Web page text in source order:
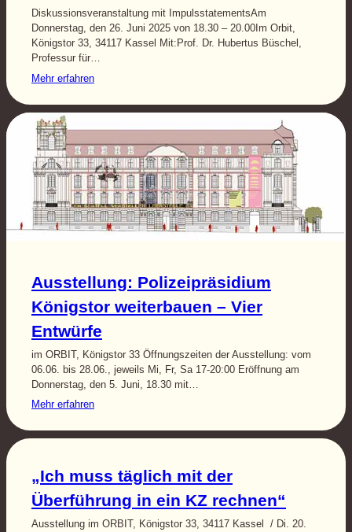
Diskussionsveranstaltung mit ImpulsstatementsAm
Donnerstag, den 26. Juni 2025 von 18.30 – 20.00Im Orbit,
Königstor 33, 34117 Kassel Mit:Prof. Dr. Hubertus Büschel,
Professur für…
Mehr erfahren
Ausstellung: Polizeipräsidium
Königstor weiterbauen – Vier
Entwürfe
im ORBIT, Königstor 33 Öffnungszeiten der Ausstellung: vom
06.06. bis 28.06., jeweils Mi, Fr, Sa 17-20:00 Eröffnung am
Donnerstag, den 5. Juni, 18.30 mit…
Mehr erfahren
„Ich muss täglich mit der
Überführung in ein KZ rechnen“
Ausstellung im ORBIT, Königstor 33, 34117 Kassel / Di. 20.